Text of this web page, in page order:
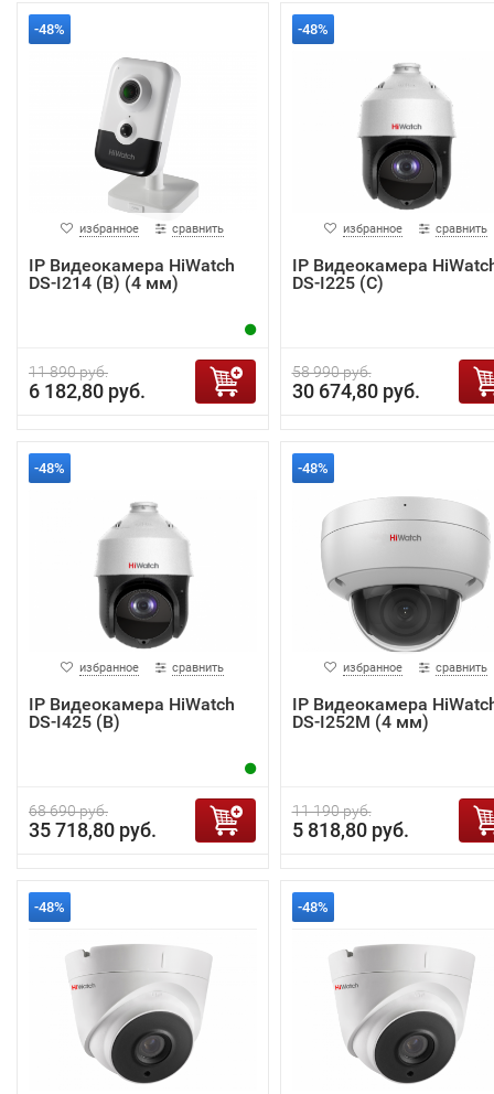
-48%
избранное сравнить
IP Видеокамера HiWatch
DS-I214 (B) (4 мм)
11 890 руб.
6 182,80 руб.
-48%
избранное сравнить
IP Видеокамера
DS-I225 (С)
58 990 руб.
30 674,80 руб.
-48%
избранное сравнить
IP Видеокамера HiWatch
DS-I425 (B)
68 690 руб.
35 718,80 руб.
-48%
избранное сравнить
IP Видеокамера
DS-I252M (4 мм)
11 190 руб.
5 818,80 руб.
-48% -48%